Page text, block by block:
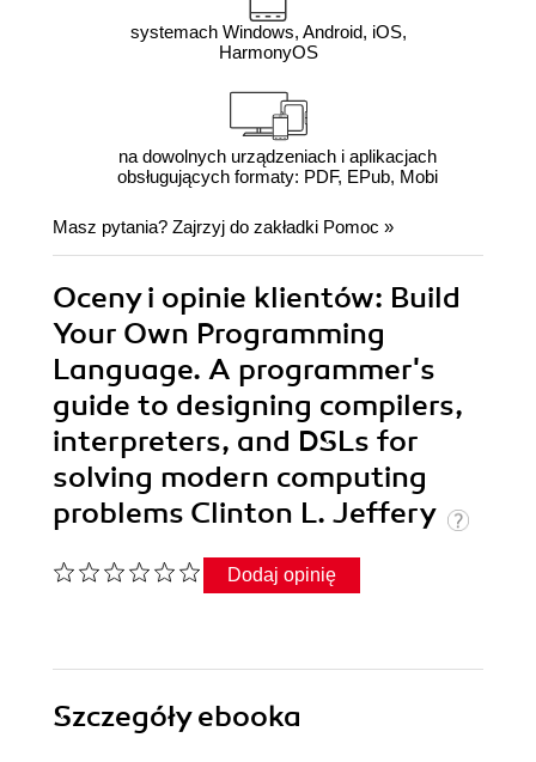
systemach Windows, Android, iOS,
HarmonyOS
na dowolnych urządzeniach i aplikacjach
obsługujących formaty: PDF, EPub, Mobi
Masz pytania? Zajrzyj do zakładki Pomoc »
Oceny i opinie klientów: Build
Your Own Programming
Language. A programmer's
guide to designing compilers,
interpreters, and DSLs for
solving modern computing
problems Clinton L. Jeffery
Dodaj opinię
Szczegółyebooka